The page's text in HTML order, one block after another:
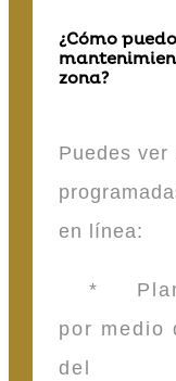
¿Cómo
zona?
Puedes ver
en línea:
* Plan
por medio
del